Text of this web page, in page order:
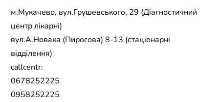
м.Мукачево, вул.Грушевського, 29 (Діагностичний
центр лікарні)
вул.А.Новака (Пирогова) 8-13 (стаціонарні
відділення)
callcentr:
0678252225
0958252225